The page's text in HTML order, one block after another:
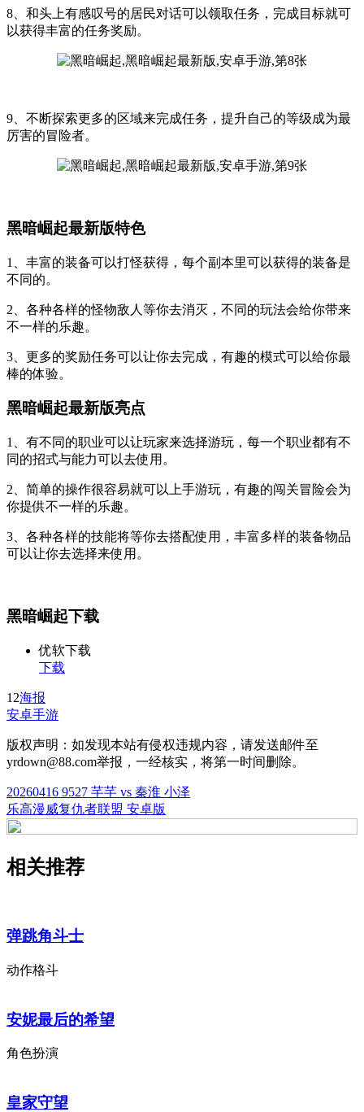
8、和头上有感叹号的居民对话可以领取任务，完成目标就可
以获得丰富的任务奖励。
9、不断探索更多的区域来完成任务，提升自己的等级成为最
厉害的冒险者。
黑暗崛起最新版特色
1、丰富的装备可以打怪获得，每个副本里可以获得的装备是
不同的。
2、各种各样的怪物敌人等你去消灭，不同的玩法会给你带来
不一样的乐趣。
3、更多的奖励任务可以让你去完成，有趣的模式可以给你最
棒的体验。
黑暗崛起最新版亮点
1、有不同的职业可以让玩家来选择游玩，每一个职业都有不
同的招式与能力可以去使用。
2、简单的操作很容易就可以上手游玩，有趣的闯关冒险会为
你提供不一样的乐趣。
3、各种各样的技能将等你去搭配使用，丰富多样的装备物品
可以让你去选择来使用。
黑暗崛起下载
优软下载
下载
12海报
安卓手游
版权声明：如发现本站有侵权违规内容，请发送邮件至
yrdown@88.com举报，一经核实，将第一时间删除。
20260416 9527 芊芊 vs 秦淮 小泽
乐高漫威复仇者联盟 安卓版
相关推荐
弹跳角斗士
动作格斗
安妮最后的希望
角色扮演
皇家守望